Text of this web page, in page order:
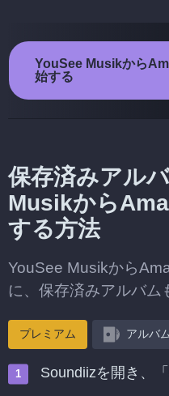
YouSee Musikから
始する
保存済みアル
Musikから
する方法
YouSee Musikから
に、保存済みアルバム
プレミアム アルバム
Soundiizを開き、